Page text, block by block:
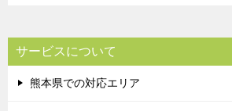
サービスについて
熊本県での対応エリア